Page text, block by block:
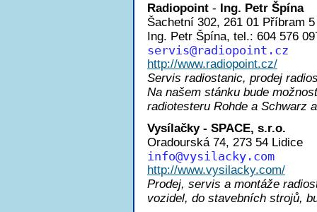
Radiopoint - Ing. Petr Špína
Šachetní 302, 261 01 Příbram 5
Ing. Petr Špína, tel.: 604 576
servis@radiopoint.cz
http://www.radiopoint.cz/
Servis radiostanic, prodej
Na našem stánku bude
radiotesteru Rohde a Schwarz
Vysílačky - SPACE, s.r.o.
Oradourská 74, 273 54 Lidice
info@vysilacky.com
http://www.vysilacky.com/
Prodej, servis a montáže
vozidel, do stavebních strojů,